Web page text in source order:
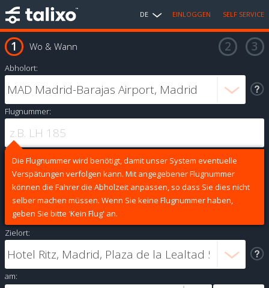
DE EINLOGGEN SELF SERVICE
Wo & Wann
Abholort:
Flugnummer:
Die Flugnummer wird benötigt, damit unser System eventuelle
Verspätungen verfolgen kann. Mit angegebener Flugnummer
können die Fahrer die Abholzeit anpassen, so dass Sie dies nicht
selber machen müssen. Wenn Sie keine Flugnummer haben,
geben Sie bitte 'Kein Flug' an.
Zielort:
am: